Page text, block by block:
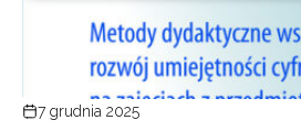
7 grudnia 2025